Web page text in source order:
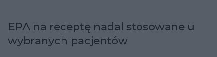
EPA na receptę nadal stosowane u
wybranych pacjentów